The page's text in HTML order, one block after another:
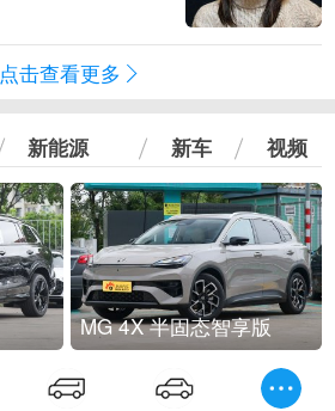
点击查看更多
新能源 新车 视频
MG 4X 半固态智享版